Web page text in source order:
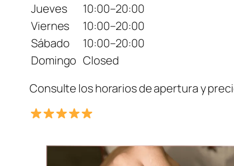
Jueves
10:00–20:00
Viernes
10:00–20:00
Sábado
10:00–20:00
Domingo Closed
Consulte los horarios de apertura y